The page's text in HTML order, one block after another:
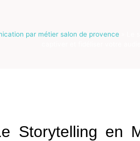
par métier salon de provence»
Storytelling en